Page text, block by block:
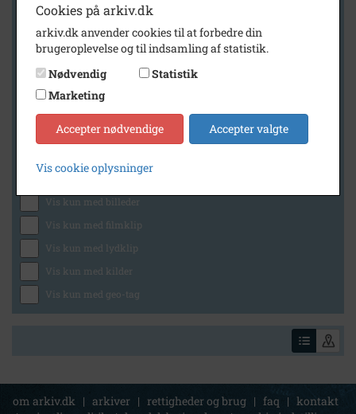
Arkiv
Odsherred Lokalarkiv
Generelt
Vis kun med billeder
Vis kun med filmklip
Vis kun med lydklip
Vis kun med kilder
Vis kun med geo-tag
om arkiv.dk | arkiver | rettigheder og brug | faq | kontakt
Cookies på arkiv.dk
arkiv.dk anvender cookies til at forbedre din
brugeroplevelse og til indsamling af statistik.
Nødvendig
Statistik
Marketing
Accepter nødvendige Accepter valgte
Vis cookie oplysninger